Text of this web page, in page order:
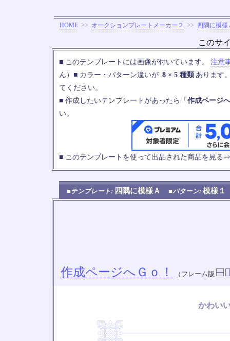
HOME >> オークションプレートメーカー２ >> 四隅に模様
このサ
■ このテンプレートには画像が付いています。
注意
ん）■ カラー・パターン違いが 8 × 5 種類 あります
てください。
■ 作成したいテンプレートがあったら「 作成ページ
い。
■ このテンプレートを使って出品された商品を見る
■テンプレート: 四隅に模様Ａ ■パターン: 模様
作成ページへＧｏ！ （フレーム版
かわい